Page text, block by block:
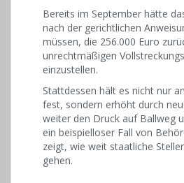
Bereits im September hätte
nach der gerichtlichen
müssen, die 256.000 Euro
unrechtmäßigen
einzustellen.
Stattdessen hält es nicht nur
fest, sondern erhöht durch
weiter den Druck auf Ballweg
ein beispielloser Fall von
zeigt, wie weit staatliche
gehen.